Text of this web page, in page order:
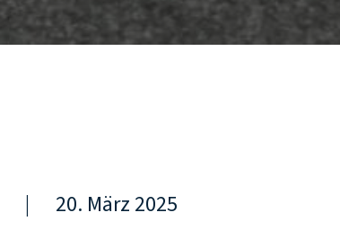
| 20. März 2025